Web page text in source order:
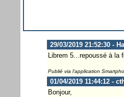
29/03/2019 21:52:30 -
Librem 5...repoussé à la
Publié via l'application
01/04/2019 11:44:12 -
Bonjour,